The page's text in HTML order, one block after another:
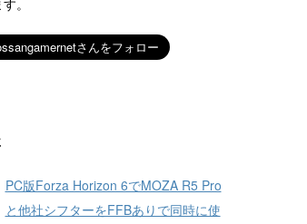
。
PC版Forza Horizon 6でMOZA R5 Pro
と他社シフターをFFBありで同時に使